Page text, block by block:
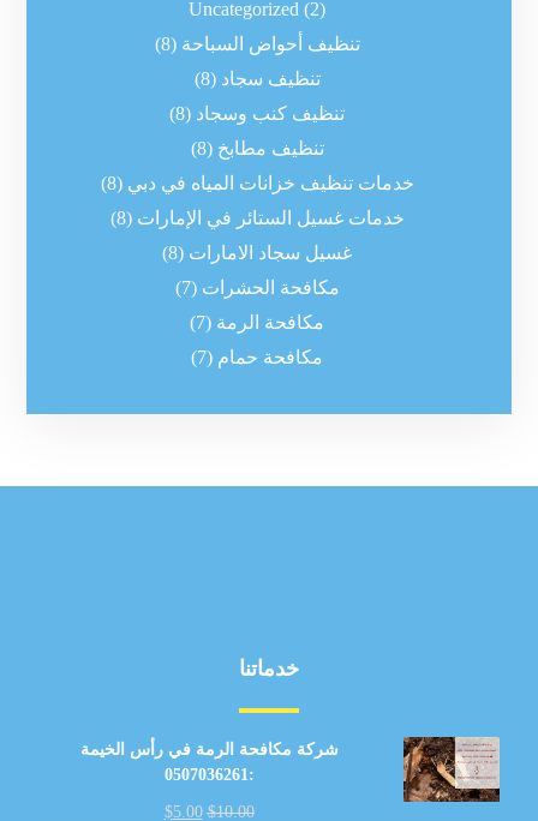
Uncategorized (2)
تنظيف أحواض السباحة (8)
تنظيف سجاد (8)
تنظيف كنب وسجاد (8)
تنظيف مطابخ (8)
خدمات تنظيف خزانات المياه في دبي (8)
خدمات غسيل الستائر في الإمارات (8)
غسيل سجاد الامارات (8)
مكافحة الحشرات (7)
مكافحة الرمة (7)
مكافحة حمام (7)
خدماتنا
شركة مكافحة الرمة في رأس الخيمة
:0507036261
$10.00
$5.00